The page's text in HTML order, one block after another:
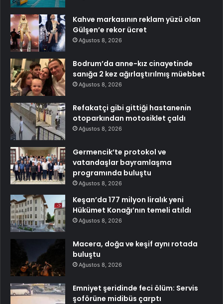
Kahve markasının reklam yüzü olan
Gülşen’e rekor ücret
Ağustos 8, 2026
Bodrum’da anne-kız cinayetinde
sanığa 2 kez ağırlaştırılmış müebbet
Ağustos 8, 2026
Refakatçi gibi gittiği hastanenin
otoparkından motosiklet çaldı
Ağustos 8, 2026
Germencik’te protokol ve
vatandaşlar bayramlaşma
programında buluştu
Ağustos 8, 2026
Keşan’da 177 milyon liralık yeni
Hükümet Konağı’nın temeli atıldı
Ağustos 8, 2026
Macera, doğa ve keşif aynı rotada
buluştu
Ağustos 8, 2026
Emniyet şeridinde feci ölüm: Servis
şoförüne midibüs çarptı